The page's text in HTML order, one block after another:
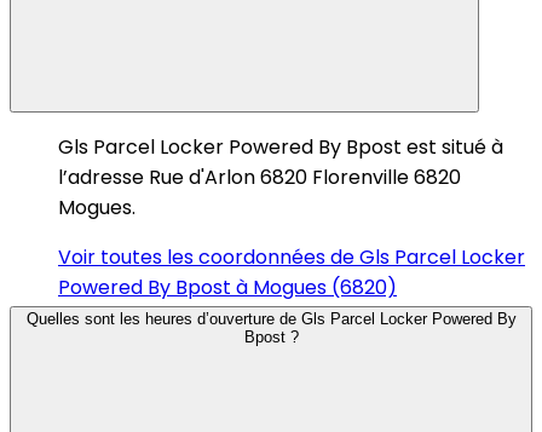
Gls Parcel Locker Powered By Bpost est situé à
l’adresse Rue d'Arlon 6820 Florenville 6820
Mogues.
Voir toutes les coordonnées de Gls Parcel Locker
Powered By Bpost à Mogues (6820)
Quelles sont les heures d’ouverture de Gls Parcel Locker Powered By
Bpost ?